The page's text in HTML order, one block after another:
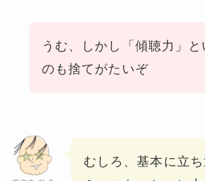
うむ、しかし「傾聴力」と
のも捨てがたいぞ
むしろ、基本に立